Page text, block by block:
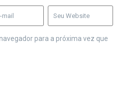
para a próxima vez que